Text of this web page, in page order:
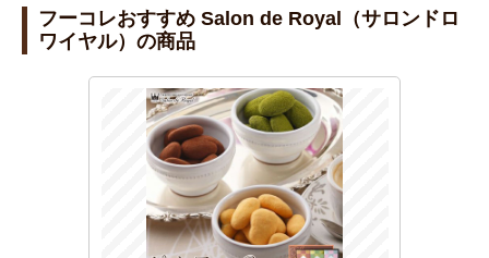
tt
er
e
c
e
b
o
o
k
フーコレおすすめ Salon de Royal（サロンドロ
ワイヤル）の商品